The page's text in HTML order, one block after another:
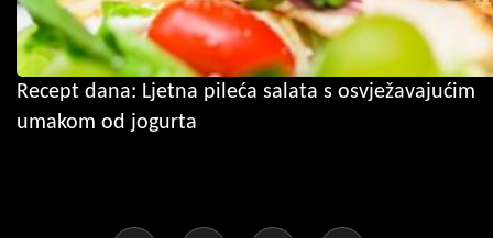
Recept dana: Ljetna pileća salata s osvježavajućim
umakom od jogurta